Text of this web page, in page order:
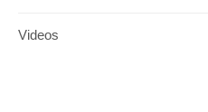
Videos